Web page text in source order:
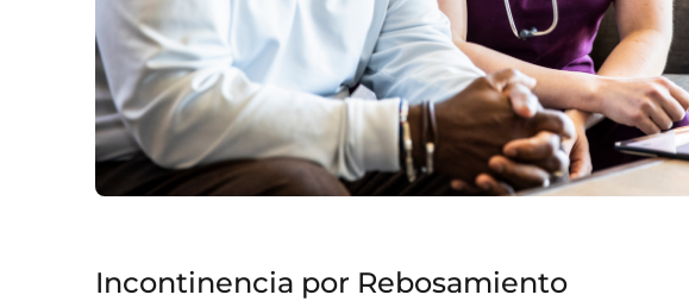
Incontinencia por Rebosamiento